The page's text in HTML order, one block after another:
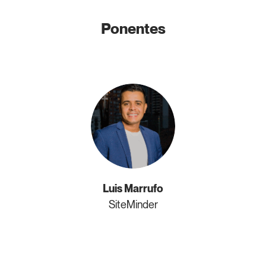
Ponentes
Luis Marrufo
SiteMinder